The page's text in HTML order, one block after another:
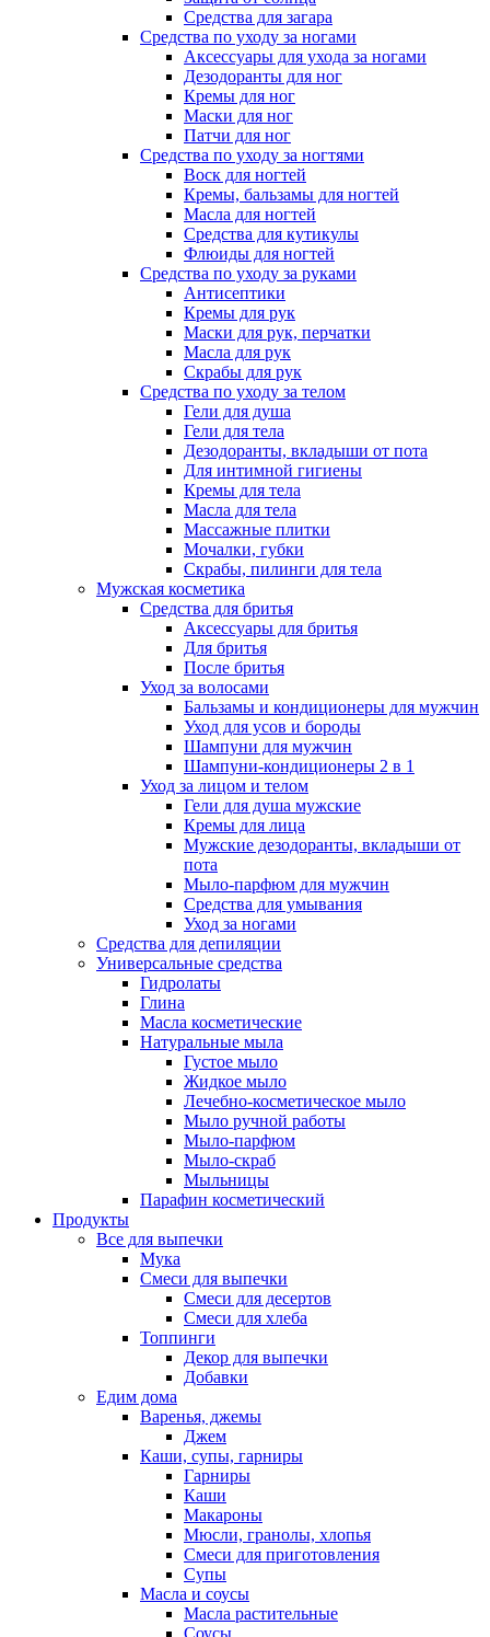
Средства для загара
Средства по уходу за ногами
Аксессуары для ухода за ногами
Дезодоранты для ног
Кремы для ног
Маски для ног
Патчи для ног
Средства по уходу за ногтями
Воск для ногтей
Кремы, бальзамы для ногтей
Масла для ногтей
Средства для кутикулы
Флюиды для ногтей
Средства по уходу за руками
Антисептики
Кремы для рук
Маски для рук, перчатки
Масла для рук
Скрабы для рук
Средства по уходу за телом
Гели для душа
Гели для тела
Дезодоранты, вкладыши от пота
Для интимной гигиены
Кремы для тела
Масла для тела
Массажные плитки
Мочалки, губки
Скрабы, пилинги для тела
Мужская косметика
Средства для бритья
Аксессуары для бритья
Для бритья
После бритья
Уход за волосами
Бальзамы и кондиционеры для мужчин
Уход для усов и бороды
Шампуни для мужчин
Шампуни-кондиционеры 2 в 1
Уход за лицом и телом
Гели для душа мужские
Кремы для лица
Мужские дезодоранты, вкладыши от
пота
Мыло-парфюм для мужчин
Средства для умывания
Уход за ногами
Средства для депиляции
Универсальные средства
Гидролаты
Глина
Масла косметические
Натуральные мыла
Густое мыло
Жидкое мыло
Лечебно-косметическое мыло
Мыло ручной работы
Мыло-парфюм
Мыло-скраб
Мыльницы
Парафин косметический
Продукты
Все для выпечки
Мука
Смеси для выпечки
Смеси для десертов
Смеси для хлеба
Топпинги
Декор для выпечки
Добавки
Едим дома
Варенья, джемы
Джем
Каши, супы, гарниры
Гарниры
Каши
Макароны
Мюсли, гранолы, хлопья
Смеси для приготовления
Супы
Масла и соусы
Масла растительные
Соусы